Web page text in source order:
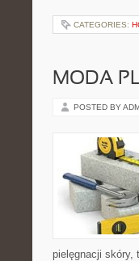
CATEGORIES:
MODA
POSTED BY
pielęgnacji skóry,